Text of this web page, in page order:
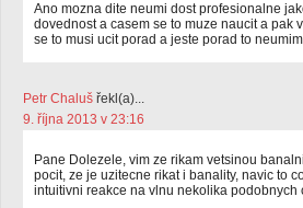
Ano mozna dite neumi dost profesionalne
dovednost a casem se to muze naucit a pak
se to musi ucit porad a jeste porad to neumim
Petr Chaluš řekl(a)...
9. října 2013 v 23:16
Pane Dolezele, vim ze rikam vetsinou
pocit, ze je uzitecne rikat i banality, navic to
intuitivni reakce na vlnu nekolika podobnych